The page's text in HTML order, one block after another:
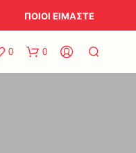
ΠΟΙΟΙ ΕΙΜΑΣΤΕ
0 0